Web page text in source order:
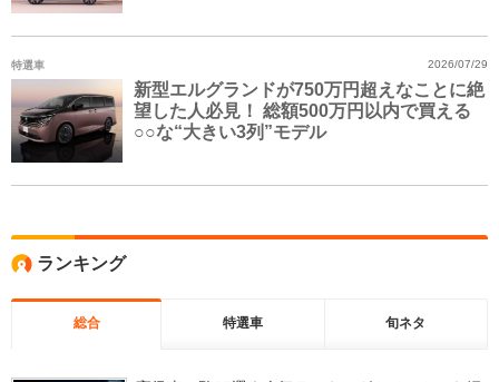
特選車
新型エルグランドが750万円超えなことに絶
望した人必見！ 総額500万円以内で買える
○○な“大きい3列”モデル
2026/07/29
ランキング
総合 特選車 旬ネタ